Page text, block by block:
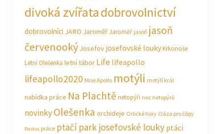
divoká zvířatadobrovolnictví
dobrovolníci JARO JaroměřJaroměř jasoň jasoň
červenooký Josefov josefovské loukyKrkonoše
Letní Olešenka letní tábor Life lifeapollo
lifeapollo2020 Mise Apollo motýli motýlí král
nabídka práce Na Plachtě netopýři noc netopýrů
novinkyOlešenka orchideje Orlické hory Oáza pro čápy
Pastva práce ptačí park josefovské louky ptáci